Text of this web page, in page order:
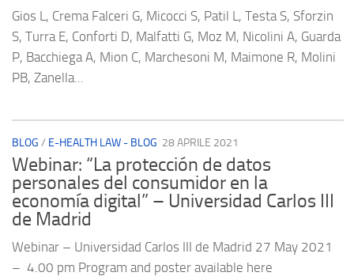
Gios L, Crema Falceri G, Micocci S, Patil L, Testa S, Sforzin
S, Turra E, Conforti D, Malfatti G, Moz M, Nicolini A, Guarda
P, Bacchiega A, Mion C, Marchesoni M, Maimone R, Molini
PB, Zanella...
BLOG / E-HEALTH LAW - BLOG 28 APRILE 2021
Webinar: “La protección de datos
personales del consumidor en la
economía digital” – Universidad Carlos III
de Madrid
Webinar – Universidad Carlos III de Madrid 27 May 2021
– 4.00 pm Program and poster available here